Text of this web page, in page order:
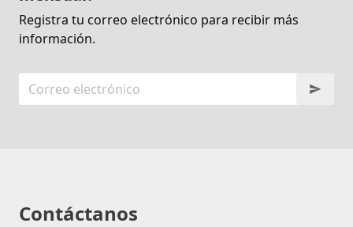
Registra tu correo electrónico para recibir más
información.
Contáctanos